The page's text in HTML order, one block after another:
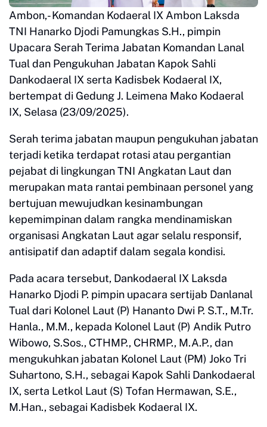
Ambon,- Komandan Kodaeral IX Ambon Laksda
TNI Hanarko Djodi Pamungkas S.H., pimpin
Upacara Serah Terima Jabatan Komandan Lanal
Tual dan Pengukuhan Jabatan Kapok Sahli
Dankodaeral IX serta Kadisbek Kodaeral IX,
bertempat di Gedung J. Leimena Mako Kodaeral
IX, Selasa (23/09/2025).
Serah terima jabatan maupun pengukuhan jabatan
terjadi ketika terdapat rotasi atau pergantian
pejabat di lingkungan TNI Angkatan Laut dan
merupakan mata rantai pembinaan personel yang
bertujuan mewujudkan kesinambungan
kepemimpinan dalam rangka mendinamiskan
organisasi Angkatan Laut agar selalu responsif,
antisipatif dan adaptif dalam segala kondisi.
Pada acara tersebut, Dankodaeral IX Laksda
Hanarko Djodi P. pimpin upacara sertijab Danlanal
Tual dari Kolonel Laut (P) Hananto Dwi P. S.T., M.Tr.
Hanla., M.M., kepada Kolonel Laut (P) Andik Putro
Wibowo, S.Sos., CTHMP., CHRMP., M.A.P., dan
mengukuhkan jabatan Kolonel Laut (PM) Joko Tri
Suhartono, S.H., sebagai Kapok Sahli Dankodaeral
IX, serta Letkol Laut (S) Tofan Hermawan, S.E.,
M.Han., sebagai Kadisbek Kodaeral IX.